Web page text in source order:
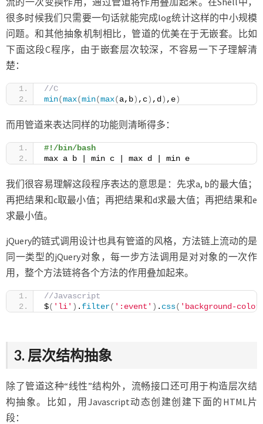
很多时候我们只需要一句话就能完成log统计这样的中小规模
问题。和其他抽象机制相比，管道的优美在于无嵌套。比如
下面这段C程序，由于嵌套层次较深，不容易一下子理解清
楚：
//C
min(max(min(max(a,b) ,c) ,d ) ,e)
而用管道来表达同样的功能则清晰得多：
#!/bin/bash
max a b | min c | max d | min e
我们很容易理解这段程序表达的意思是：先求a, b的最大值；
再把结果和c取最小值；再把结果和d求最大值；再把结果和e
求最小值。
jQuery的链式调用设计也具有管道的风格，方法链上流动的是
同一类型的jQuery对象，每一步方法调用是对对象的一次作
用，整个方法链将各个方法的作用叠加起来。
//Javascript
$( 'li' ) . filter( ':event' ) . css( 'background-
3. 层次结构抽象
除了管道这种“线性”结构外，流畅接口还可用于构造层次结
构抽象。比如，用Javascript动态创建创建下面的HTML片
段：